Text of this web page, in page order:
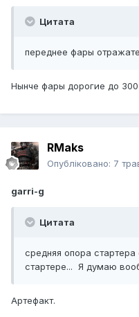
Цитата
переднее фары
Нынче фары дорогие до
RMaks
Опубліковано: 7
garri-g
Цитата
средняя опора стартера
стартере... Я думаю
Артефакт.